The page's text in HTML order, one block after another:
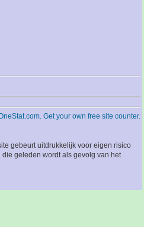
gebeurt uitdrukkelijk voor eigen risico
geleden wordt als gevolg van het